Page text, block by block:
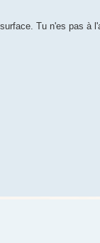
Tu n'es pas à